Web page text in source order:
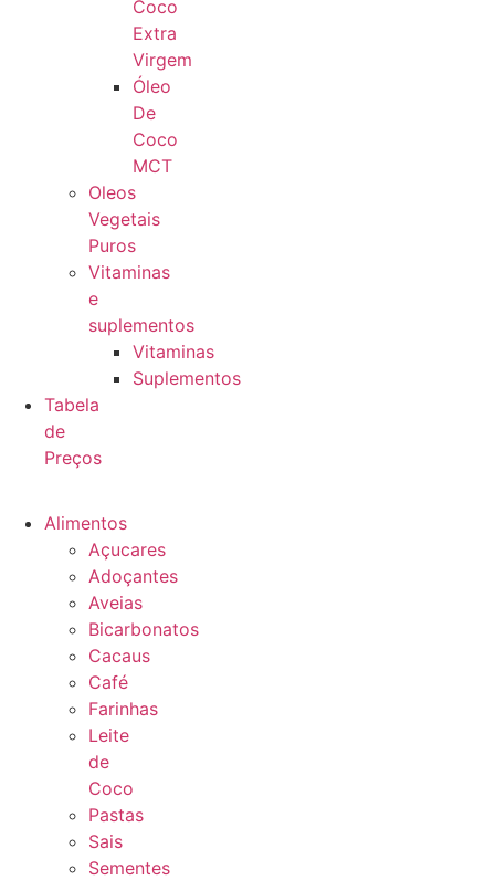
Coco
Extra
Virgem
Óleo
De
Coco
MCT
Oleos
Vegetais
Puros
Vitaminas
e
suplementos
Vitaminas
Suplementos
Tabela
de
Preços
Alimentos
Açucares
Adoçantes
Aveias
Bicarbonatos
Cacaus
Café
Farinhas
Leite
de
Coco
Pastas
Sais
Sementes